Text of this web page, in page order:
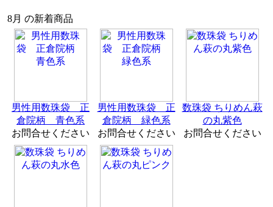
8月 の新着商品
男性用数珠袋 正
倉院柄 青色系
お問合せください
男性用数珠袋 正
倉院柄 緑色系
お問合せください
数珠袋 ちりめん萩
の丸紫色
お問合せください